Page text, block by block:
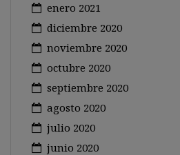
enero 2021
diciembre 2020
noviembre 2020
octubre 2020
septiembre 2020
agosto 2020
julio 2020
junio 2020